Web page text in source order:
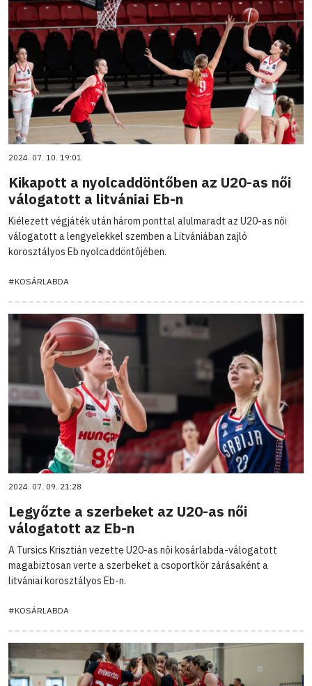
2024. 07. 10. 19:01
Kikapott a nyolcaddöntőben az U20-as női
válogatott a litvániai Eb-n
Kiélezett végjáték után három ponttal alulmaradt az U20-as női
válogatott a lengyelekkel szemben a Litvániában zajló
korosztályos Eb nyolcaddöntőjében.
#KOSÁRLABDA
2024. 07. 09. 21:28
Legyőzte a szerbeket az U20-as női
válogatott az Eb-n
A Tursics Krisztián vezette U20-as női kosárlabda-válogatott
magabiztosan verte a szerbeket a csoportkör zárásaként a
litvániai korosztályos Eb-n.
#KOSÁRLABDA